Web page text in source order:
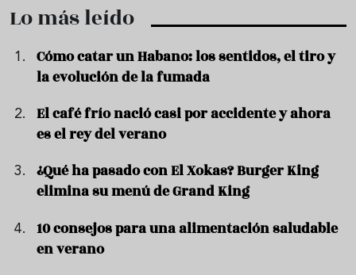
Lo más leído
Cómo catar un Habano: los sentidos, el tiro y
la evolución de la fumada
El café frío nació casi por accidente y ahora
es el rey del verano
¿Qué ha pasado con El Xokas? Burger King
elimina su menú de Grand King
10 consejos para una alimentación saludable
en verano